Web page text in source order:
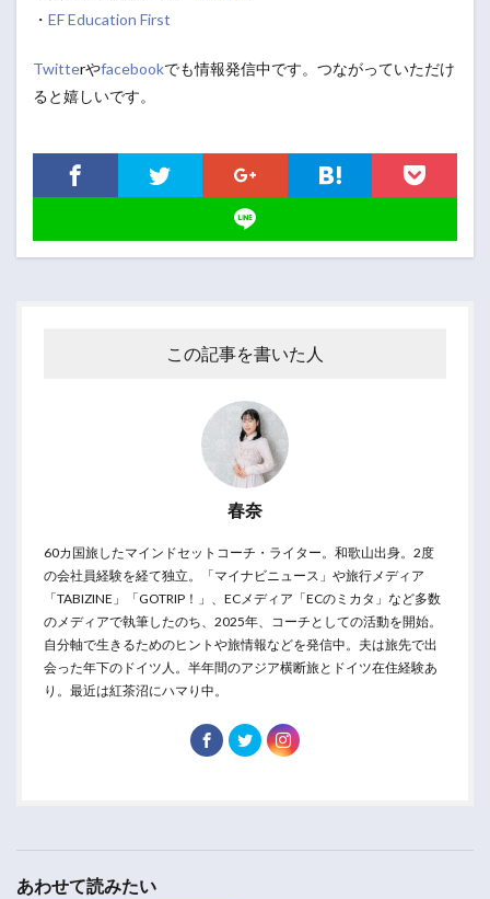
・ EF Education First
Twitterやfacebookでも情報発信中です。つながっていただけ
ると嬉しいです。
この記事を書いた人
春奈
60カ国旅したマインドセットコーチ・ライター。和歌山出身。2度
の会社員経験を経て独立。「マイナビニュース」や旅行メディア
「TABIZINE」「GOTRIP！」、ECメディア「ECのミカタ」など多数
のメディアで執筆したのち、2025年、コーチとしての活動を開始。
自分軸で生きるためのヒントや旅情報などを発信中。夫は旅先で出
会った年下のドイツ人。半年間のアジア横断旅とドイツ在住経験あ
り。最近は紅茶沼にハマり中。
あわせて読みたい